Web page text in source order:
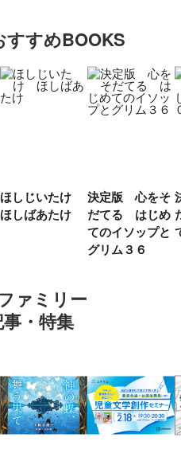
すすめBOOKS
ほしじいたけ
ほしばあたけ
決定版 心をそ
だてる はじめ
てのイソップと
グリム３６
ァミリー
・特集